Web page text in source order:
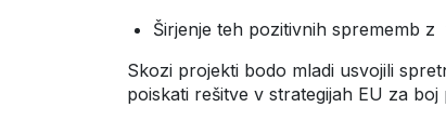
Širjenje teh pozitivnih sprememb
Skozi projekti bodo mladi usvojili
poiskati rešitve v strategijah EU za